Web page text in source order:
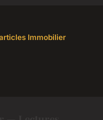
Immobilier